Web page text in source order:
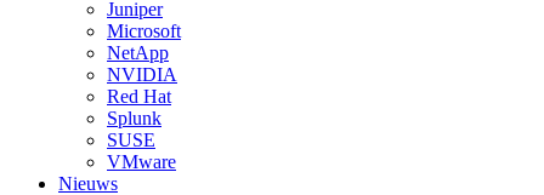
Juniper
Microsoft
NetApp
NVIDIA
Red Hat
Splunk
SUSE
VMware
Nieuws